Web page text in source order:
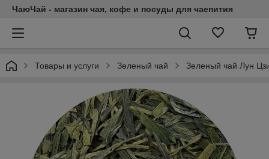
ЧаюЧай - магазин чая, кофе и посуды для чаепития
Товары и услуги Зеленый чай Зеленый чай Лун